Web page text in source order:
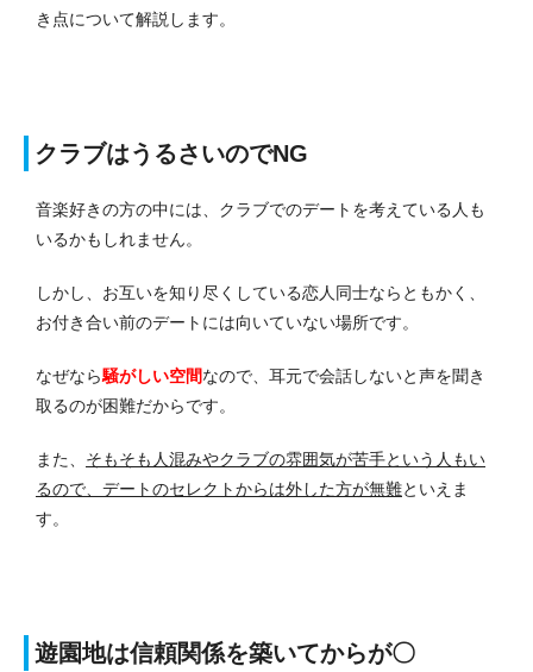
き点について解説します。
クラブはうるさいのでNG
音楽好きの方の中には、クラブでのデートを考えている人も
いるかもしれません。
しかし、お互いを知り尽くしている恋人同士ならともかく、
お付き合い前のデートには向いていない場所です。
なぜなら騒がしい空間なので、耳元で会話しないと声を聞き
取るのが困難だからです。
また、 そもそも人混みやクラブの雰囲気が苦手という人もい
るので、デートのセレクトからは外した方が無難といえま
す。
遊園地は信頼関係を築いてからが〇